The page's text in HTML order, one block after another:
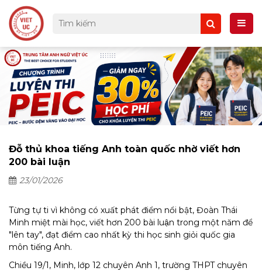
Đỗ thủ khoa tiếng Anh toàn quốc nhờ viết hơn
200 bài luận
23/01/2026
Từng tự ti vì không có xuất phát điểm nổi bật, Đoàn Thái
Minh miệt mài học, viết hơn 200 bài luận trong một năm để
"lên tay", đạt điểm cao nhất kỳ thi học sinh giỏi quốc gia
môn tiếng Anh.
Chiều 19/1, Minh, lớp 12 chuyên Anh 1, trường THPT chuyên